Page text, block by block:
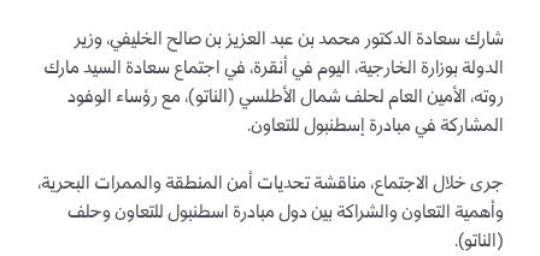
شارك سعادة الدكتور محمد بن عبد العزيز بن صالح الخليفي، وزير
الدولة بوزارة الخارجية، اليوم في أنقرة، في اجتماع سعادة السيد مارك
روته، الأمين العام لحلف شمال الأطلسي (الناتو)، مع رؤساء الوفود
المشاركة في مبادرة إسطنبول للتعاون.
جرى خلال الاجتماع، مناقشة تحديات أمن المنطقة والممرات البحرية،
وأهمية التعاون والشراكة بين دول مبادرة اسطنبول للتعاون وحلف
(الناتو).